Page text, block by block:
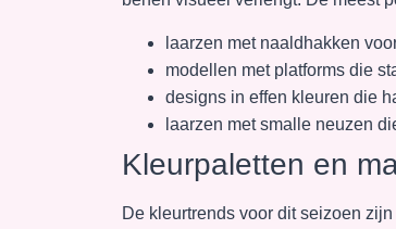
laarzen met naaldhakken
modellen met platforms die
designs in effen kleuren die
laarzen met smalle neuzen
Kleurpaletten en
De kleurtrends voor dit seizoen zijn